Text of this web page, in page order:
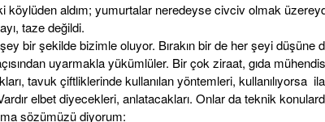
köylüden aldım; yumurtalar neredeyse civciv olmak
taze değildi.
bir şekilde bizimle oluyor. Bırakın bir de her şeyi
uyarmakla yükümlüler. Bir çok ziraat, gıda
tavuk çiftliklerinde kullanılan yöntemleri, kullanılıyorsa
elbet diyecekleri, anlatacakları. Onlar da teknik
sözümüzü diyorum: